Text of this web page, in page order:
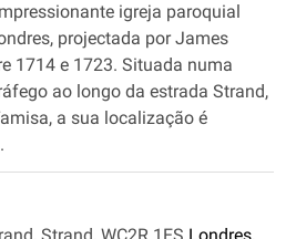
igreja paroquial
projectada por James
1714 e 1723. Situada numa
ao longo da estrada Strand,
a sua localização é